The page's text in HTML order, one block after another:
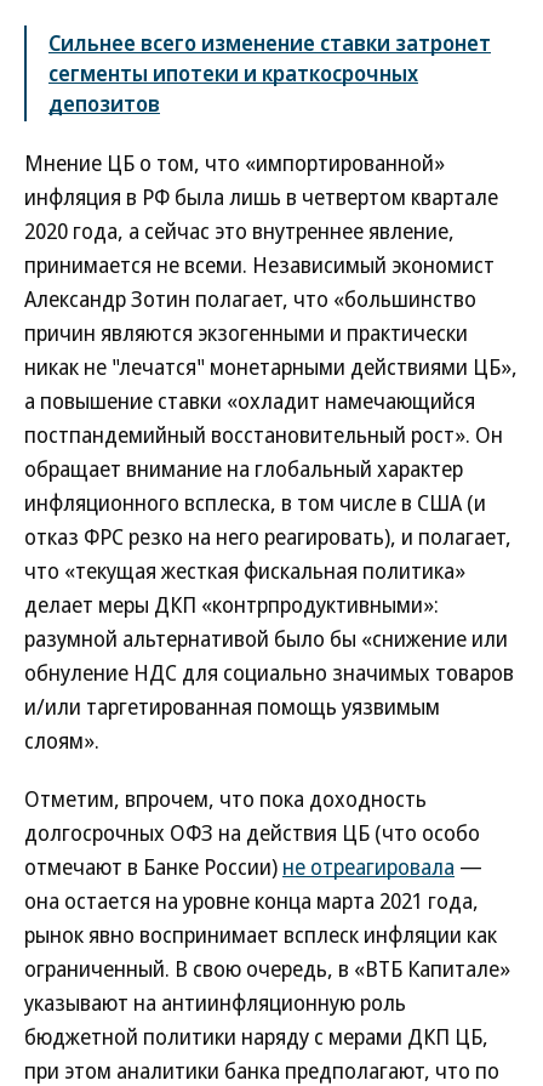
Сильнее всего изменение ставки затронет
сегменты ипотеки и краткосрочных
депозитов
Мнение ЦБ о том, что «импортированной»
инфляция в РФ была лишь в четвертом квартале
2020 года, а сейчас это внутреннее явление,
принимается не всеми. Независимый экономист
Александр Зотин полагает, что «большинство
причин являются экзогенными и практически
никак не "лечатся" монетарными действиями ЦБ»,
а повышение ставки «охладит намечающийся
постпандемийный восстановительный рост». Он
обращает внимание на глобальный характер
инфляционного всплеска, в том числе в США (и
отказ ФРС резко на него реагировать), и полагает,
что «текущая жесткая фискальная политика»
делает меры ДКП «контрпродуктивными»:
разумной альтернативой было бы «снижение или
обнуление НДС для социально значимых товаров
и/или таргетированная помощь уязвимым
слоям».
Отметим, впрочем, что пока доходность
долгосрочных ОФЗ на действия ЦБ (что особо
отмечают в Банке России) не отреагировала —
она остается на уровне конца марта 2021 года,
рынок явно воспринимает всплеск инфляции как
ограниченный. В свою очередь, в «ВТБ Капитале»
указывают на антиинфляционную роль
бюджетной политики наряду с мерами ДКП ЦБ,
при этом аналитики банка предполагают, что по